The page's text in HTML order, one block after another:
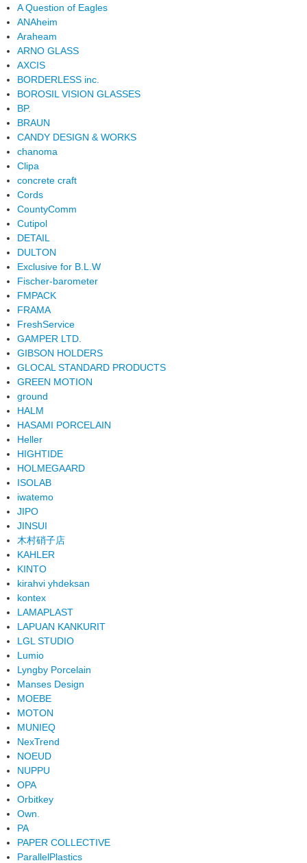
A Question of Eagles
ANAheim
Araheam
ARNO GLASS
AXCIS
BORDERLESS inc.
BOROSIL VISION GLASSES
BP.
BRAUN
CANDY DESIGN & WORKS
chanoma
Clipa
concrete craft
Cords
CountyComm
Cutipol
DETAIL
DULTON
Exclusive for B.L.W
Fischer-barometer
FMPACK
FRAMA
FreshService
GAMPER LTD.
GIBSON HOLDERS
GLOCAL STANDARD PRODUCTS
GREEN MOTION
ground
HALM
HASAMI PORCELAIN
Heller
HIGHTIDE
HOLMEGAARD
ISOLAB
iwatemo
JIPO
JINSUI
木村硝子店
KAHLER
KINTO
kirahvi yhdeksan
kontex
LAMAPLAST
LAPUAN KANKURIT
LGL STUDIO
Lumio
Lyngby Porcelain
Manses Design
MOEBE
MOTON
MUNIEQ
NexTrend
NOEUD
NUPPU
OPA
Orbitkey
Own.
PA
PAPER COLLECTIVE
ParallelPlastics